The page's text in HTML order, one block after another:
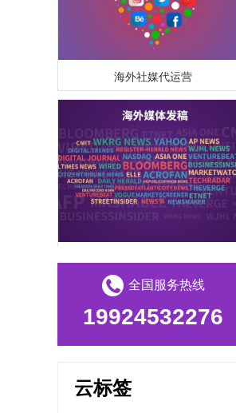
海外社媒代运营
海外媒体PR/博客
全国服务热线
19924532276
云标签